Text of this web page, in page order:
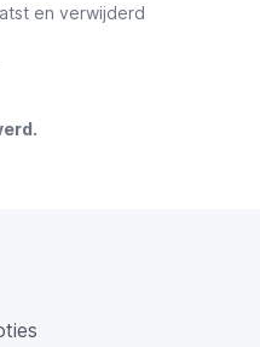
en verwijderd